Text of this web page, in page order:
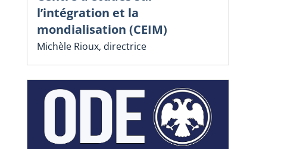
l’intégration et la
mondialisation (CEIM)
Michèle Rioux, directrice